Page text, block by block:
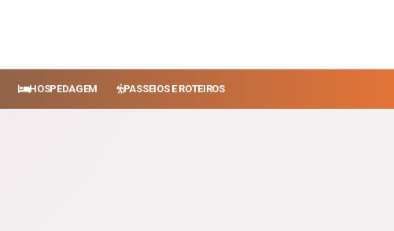
HOSPEDAGEM PASSEIOS E ROTEIROS